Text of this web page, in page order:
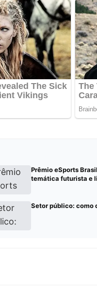
Prêmio eSports
temática futurista e
Setor público: como